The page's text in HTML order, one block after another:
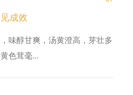
成效
味醇甘爽，汤黄澄高，芽壮多
色茸毫...